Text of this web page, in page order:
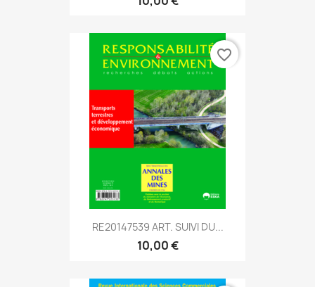
RE20147539 ART. SUIVI DU...
10,00 €
favorite_border